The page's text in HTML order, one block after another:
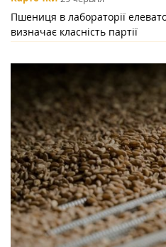
Пшениця в лабораторії
визначає класність партії